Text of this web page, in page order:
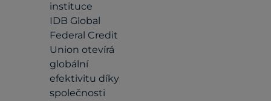
instituce
IDB Global
Federal Credit
Union otevírá
globální
efektivitu díky
společnosti